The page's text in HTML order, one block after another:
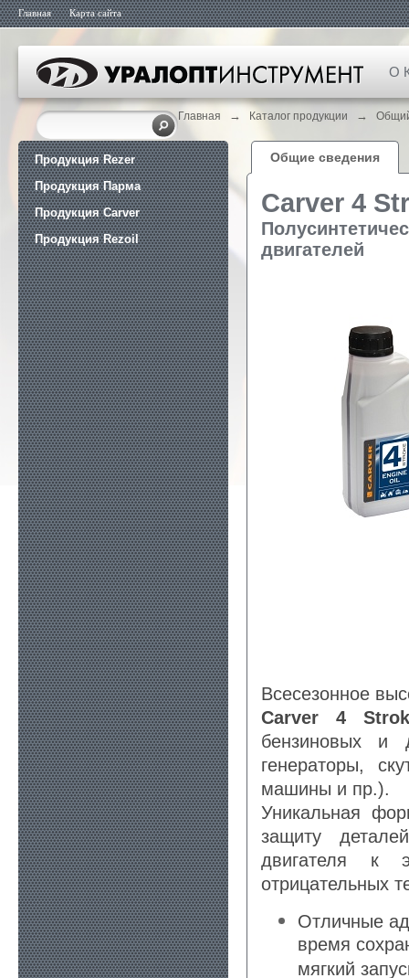
Главная Карта сайта
О
Главная → Каталог продукции →
Продукция Rezer
Продукция Парма
Продукция Carver
Продукция Rezoil
Общие сведения
Carver 4
двигателей
Всесезонное
Carver 4
бензиновых и
генераторы,
машины и пр.).
Уникальная
защиту
двигателя к
отрицательных
Отличные
время
мягкий